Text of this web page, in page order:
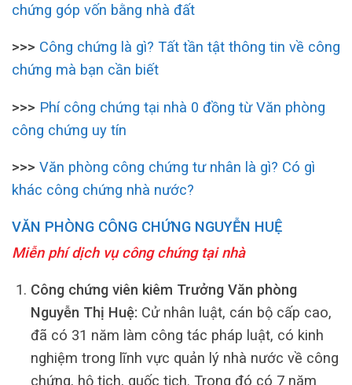
chứng góp vốn bằng nhà đất
>>> Công chứng là gì? Tất tần tật thông tin về công
chứng mà bạn cần biết
>>> Phí công chứng tại nhà 0 đồng từ Văn phòng
công chứng uy tín
>>> Văn phòng công chứng tư nhân là gì? Có gì
khác công chứng nhà nước?
VĂN PHÒNG CÔNG CHỨNG NGUYỄN HUỆ
Miễn phí dịch vụ công chứng tại nhà
Công chứng viên kiêm Trưởng Văn phòng
Nguyễn Thị Huệ: Cử nhân luật, cán bộ cấp cao,
đã có 31 năm làm công tác pháp luật, có kinh
nghiệm trong lĩnh vực quản lý nhà nước về công
chứng, hộ tịch, quốc tịch. Trong đó có 7 năm